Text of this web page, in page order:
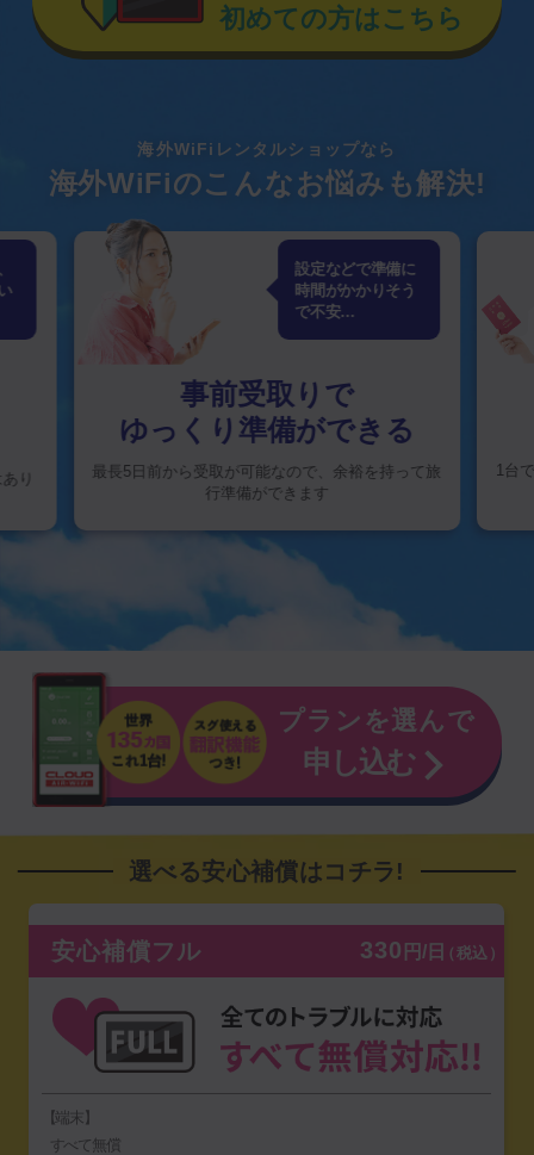
初めての方はこちら
海外WiFiレンタルショップなら
海外WiFiのこんなお悩みも解決!
設定などで準備に
時間がかかりそう
で不安…
事前受取りで
ゆっくり準備ができる
最長5日前から受取が可能なので、 余裕を持って旅
行準備ができます
1台
り
プランを選んで
申し込む
選べる安心補償はコチラ!
安心補償フル 330 円/日（税込）
【端末】
すべて無償